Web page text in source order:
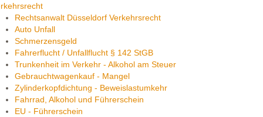
Rechtsanwalt Düsseldorf Verkehrsrecht
Auto Unfall
Schmerzensgeld
Fahrerflucht / Unfallflucht § 142 StGB
Trunkenheit im Verkehr - Alkohol am Steuer
Gebrauchtwagenkauf - Mangel
Zylinderkopfdichtung - Beweislastumkehr
Fahrrad, Alkohol und Führerschein
EU - Führerschein